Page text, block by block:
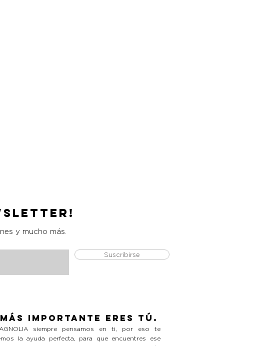
y mucho más.
Suscribirse
importante eres tú.
siempre pensamos en ti, por eso te
la ayuda perfecta, para que encuentres ese